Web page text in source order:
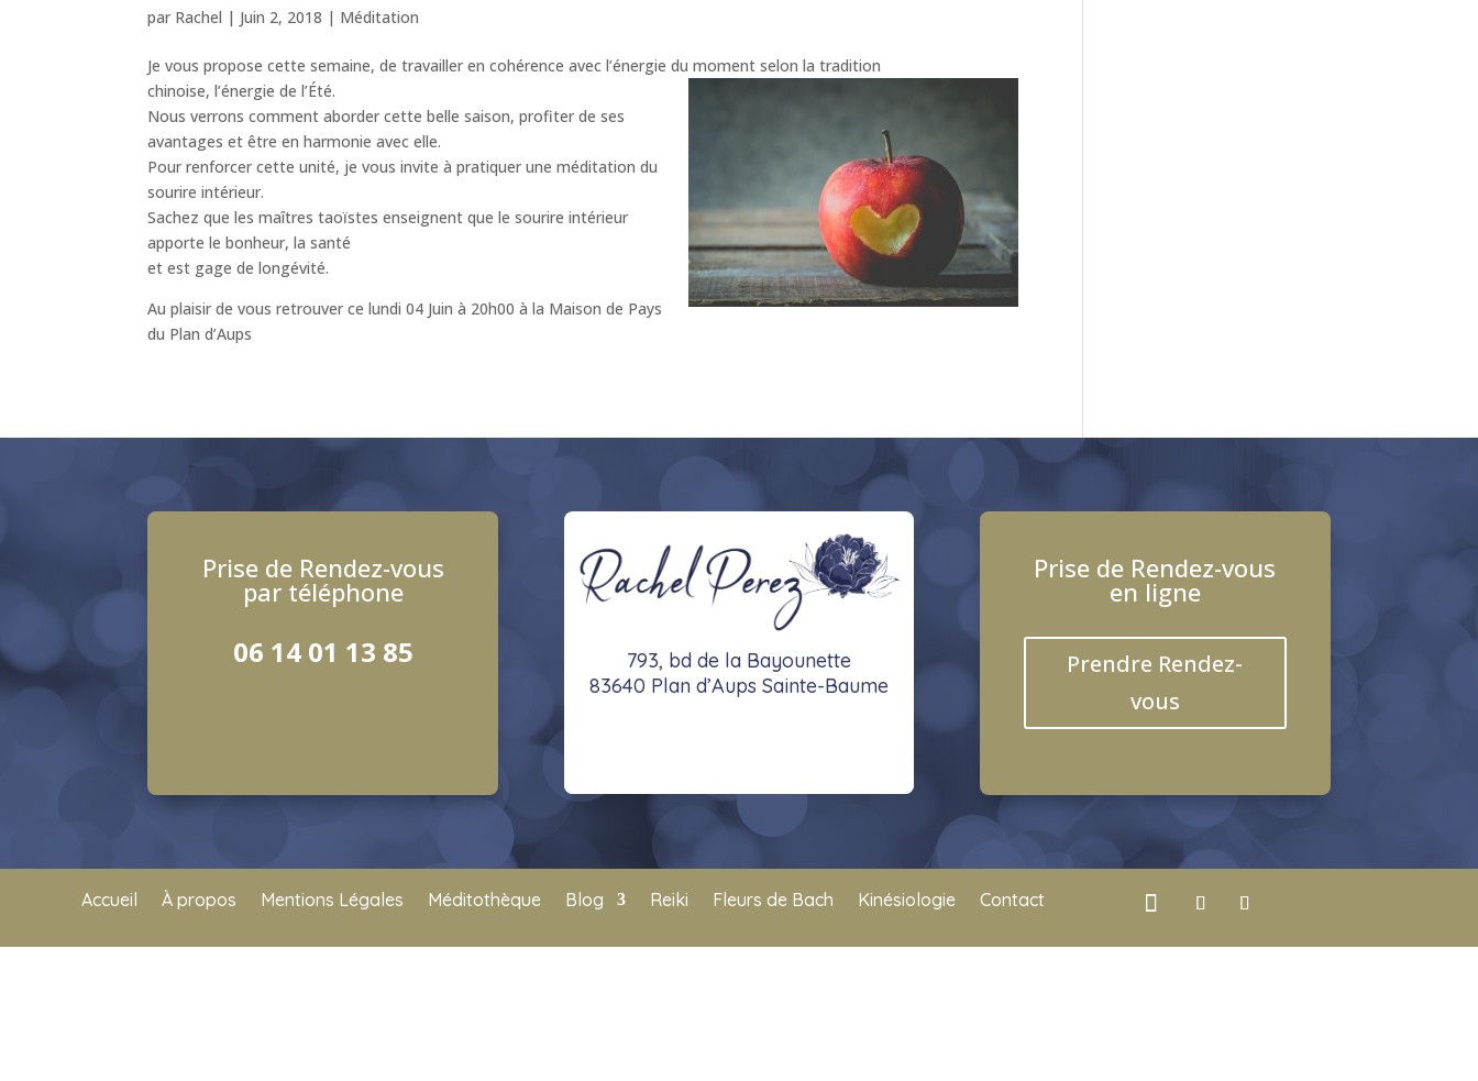
par Rachel | Juin 2, 2018 | Méditation
Je vous propose cette semaine, de travailler en cohérence avec l’énergie du moment selon la tradition
chinoise, l’énergie de l’Été.
Nous verrons comment aborder cette belle saison, profiter de ses
avantages et être en harmonie avec elle.
Pour renforcer cette unité, je vous invite à pratiquer une méditation du
sourire intérieur.
Sachez que les maîtres taoïstes enseignent que le sourire intérieur
apporte le bonheur, la santé
et est gage de longévité.
Au plaisir de vous retrouver ce lundi 04 Juin à 20h00 à la Maison de Pays
du Plan d’Aups
Prise de Rendez-vous
par téléphone
06 14 01 13 85
793, bd de la Bayounette
83640 Plan d’Aups Sainte-Baume
Prise de Rendez-vous
en ligne
Prendre Rendez-
vous
Accueil À propos Mentions Légales Méditothèque Blog Reiki Fleurs de Bach Kinésiologie Contact